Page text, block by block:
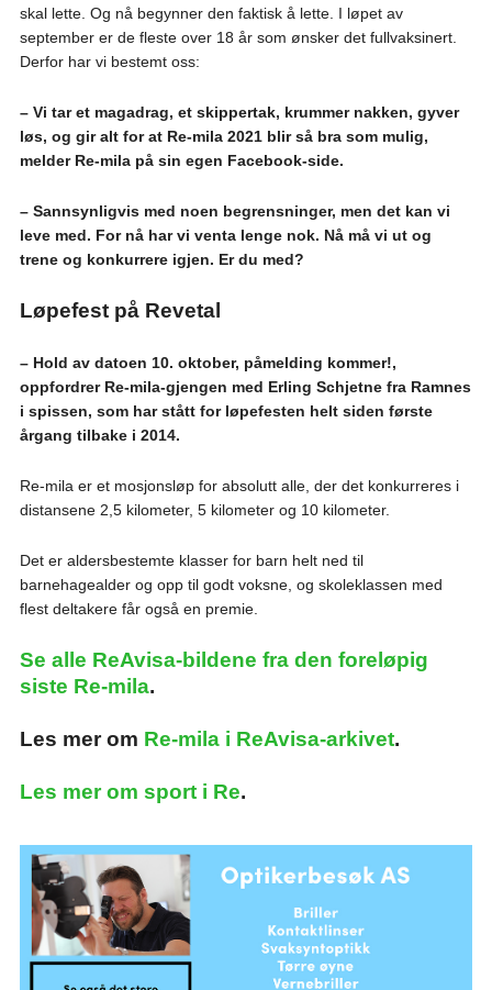
skal lette. Og nå begynner den faktisk å lette. I løpet av
september er de fleste over 18 år som ønsker det fullvaksinert.
Derfor har vi bestemt oss:
– Vi tar et magadrag, et skippertak, krummer nakken, gyver
løs, og gir alt for at Re-mila 2021 blir så bra som mulig,
melder Re-mila på sin egen Facebook-side.
– Sannsynligvis med noen begrensninger, men det kan vi
leve med. For nå har vi venta lenge nok. Nå må vi ut og
trene og konkurrere igjen. Er du med?
Løpefest på Revetal
– Hold av datoen 10. oktober, påmelding kommer!,
oppfordrer Re-mila-gjengen med Erling Schjetne fra Ramnes
i spissen, som har stått for løpefesten helt siden første
årgang tilbake i 2014.
Re-mila er et mosjonsløp for absolutt alle, der det konkurreres i
distansene 2,5 kilometer, 5 kilometer og 10 kilometer.
Det er aldersbestemte klasser for barn helt ned til
barnehagealder og opp til godt voksne, og skoleklassen med
flest deltakere får også en premie.
Se alle ReAvisa-bildene fra den foreløpig
siste Re-mila.
Les mer om Re-mila i ReAvisa-arkivet.
Les mer om sport i Re.